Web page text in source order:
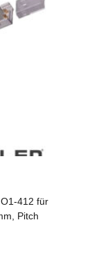
412 für
Pitch